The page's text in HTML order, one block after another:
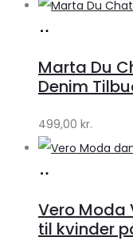
Marta Du
Denim
499,00 kr.
Vero Moda
til kvinder